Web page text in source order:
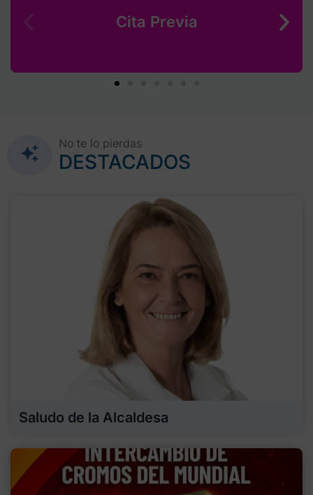
Cita Previa
No te lo pierdas
DESTACADOS
Saludo de la Alcaldesa